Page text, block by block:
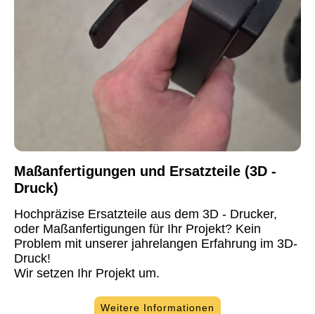
Maßanfertigungen und Ersatzteile (3D -
Druck)
Hochpräzise Ersatzteile aus dem 3D - Drucker,
oder Maßanfertigungen für Ihr Projekt? Kein
Problem mit unserer jahrelangen Erfahrung im 3D-
Druck!
Wir setzen Ihr Projekt um.
Weitere Informationen